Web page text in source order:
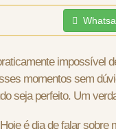
impossível
momentos sem
seja perfeito. Um
é dia de falar sobre